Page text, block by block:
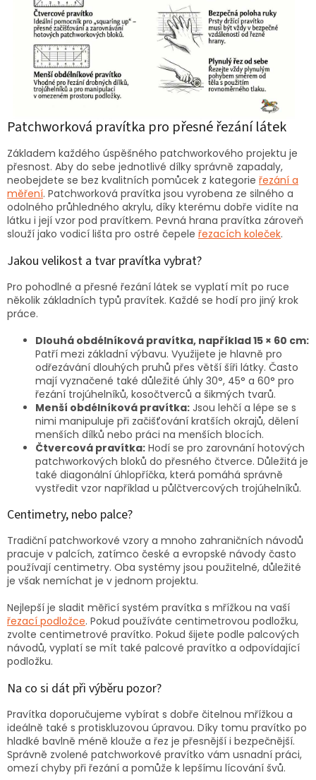
Patchworková pravítka pro přesné řezání látek
Základem každého úspěšného patchworkového projektu je
přesnost. Aby do sebe jednotlivé dílky správně zapadaly,
neobejdete se bez kvalitních pomůcek z kategorie řezání a
měření. Patchworková pravítka jsou vyrobena ze silného a
odolného průhledného akrylu, díky kterému dobře vidíte na
látku i její vzor pod pravítkem. Pevná hrana pravítka zároveň
slouží jako vodicí lišta pro ostré čepele řezacích koleček.
Jakou velikost a tvar pravítka vybrat?
Pro pohodlné a přesné řezání látek se vyplatí mít po ruce
několik základních typů pravítek. Každé se hodí pro jiný krok
práce.
Dlouhá obdélníková pravítka, například 15 × 60 cm:
Patří mezi základní výbavu. Využijete je hlavně pro
odřezávání dlouhých pruhů přes větší šíři látky. Často
mají vyznačené také důležité úhly 30°, 45° a 60° pro
řezání trojúhelníků, kosočtverců a šikmých tvarů.
Menší obdélníková pravítka: Jsou lehčí a lépe se s
nimi manipuluje při začišťování kratších okrajů, dělení
menších dílků nebo práci na menších blocích.
Čtvercová pravítka: Hodí se pro zarovnání hotových
patchworkových bloků do přesného čtverce. Důležitá je
také diagonální úhlopříčka, která pomáhá správně
vystředit vzor například u půlčtvercových trojúhelníků.
Centimetry, nebo palce?
Tradiční patchworkové vzory a mnoho zahraničních návodů
pracuje v palcích, zatímco české a evropské návody často
používají centimetry. Oba systémy jsou použitelné, důležité
je však nemíchat je v jednom projektu.
Nejlepší je sladit měřicí systém pravítka s mřížkou na vaší
řezací podložce. Pokud používáte centimetrovou podložku,
zvolte centimetrové pravítko. Pokud šijete podle palcových
návodů, vyplatí se mít také palcové pravítko a odpovídající
podložku.
Na co si dát při výběru pozor?
Pravítka doporučujeme vybírat s dobře čitelnou mřížkou a
ideálně také s protiskluzovou úpravou. Díky tomu pravítko po
hladké bavlně méně klouže a řez je přesnější i bezpečnější.
Správně zvolené patchworkové pravítko vám usnadní práci,
omezí chyby při řezání a pomůže k lepšímu lícování švů.